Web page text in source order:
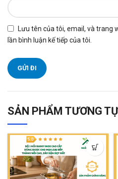
Lưu tên của tôi, email, và trang
lần bình luận kế tiếp của tôi.
SẢN PHẨM TƯƠNG